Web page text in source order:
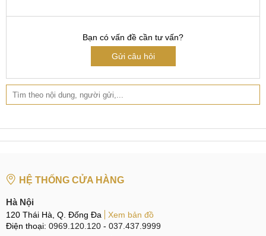
Bạn có vấn đề cần tư vấn?
Gửi câu hỏi
HỆ THỐNG CỬA HÀNG
Hà Nội
120 Thái Hà, Q. Đống Đa
Xem bản đồ
Điện thoại: 0969.120.120 - 037.437.9999